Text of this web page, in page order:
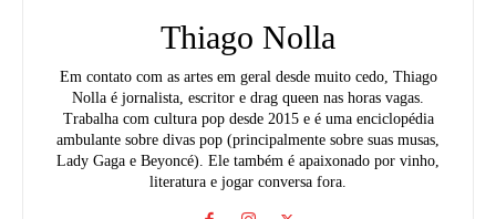
Thiago Nolla
Em contato com as artes em geral desde muito cedo, Thiago
Nolla é jornalista, escritor e drag queen nas horas vagas.
Trabalha com cultura pop desde 2015 e é uma enciclopédia
ambulante sobre divas pop (principalmente sobre suas musas,
Lady Gaga e Beyoncé). Ele também é apaixonado por vinho,
literatura e jogar conversa fora.